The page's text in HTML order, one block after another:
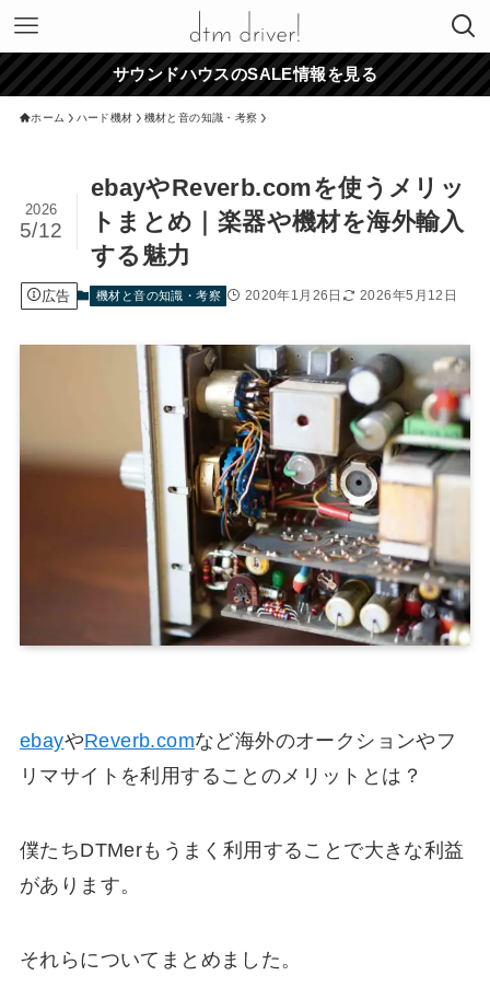
サウンドハウスのSALE情報を見る
ホーム ハード機材 機材と音の知識・考察
ebayやReverb.comを使うメリッ
トまとめ｜楽器や機材を海外輸入
する魅力
2026
5/12
広告 機材と音の知識・考察 2020年1月26日 2026年5月12日
ebayやReverb.comなど海外のオークションやフ
リマサイトを利用することのメリットとは？
僕たちDTMerもうまく利用することで大きな利益
があります。
それらについてまとめました。